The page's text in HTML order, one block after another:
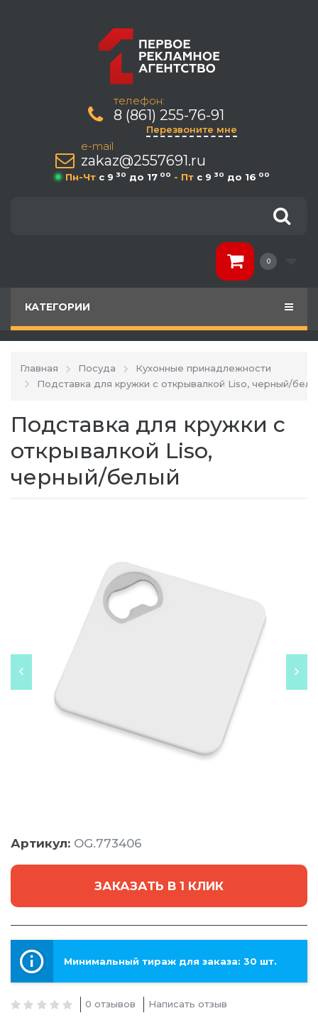
телефон:
8 (861) 255-76-91
Перезвоните мне
e-mail
zakaz@2557691.ru
Пн-Чт c 9 30 до 17 00 - Пт c 9 30 до 16 00
0
КАТЕГОРИИ
Главная Посуда
Кухонные принадлежности
Подставка для кружки с открывалкой Liso, черный/
Подставка для кружки с
открывалкой Liso,
черный/белый
Артикул: OG.773406
ЗАКАЗАТЬ В 1 КЛИК
Минимальный тираж для заказа: 30 шт.
0 отзывов Написать отзыв